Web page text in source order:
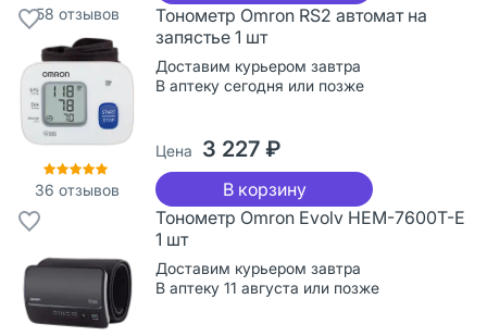
58 отзывов
36 отзывов
Тонометр Omron RS2 автомат на
запястье 1 шт
Доставим курьером завтра
В аптеку сегодня или позже
Цена 3 227 ₽
В корзину
Тонометр Omron Evolv HEM-7600T-E
1 шт
Доставим курьером завтра
В аптеку 11 августа или позже